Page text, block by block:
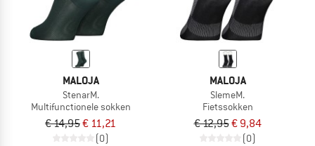
MALOJA
StenarM.
Multifunctionele sokken
€ 14,95€ 11,21
(0)
MALOJA
SlemeM.
Fietssokken
€ 12,95€ 9,84
(0)